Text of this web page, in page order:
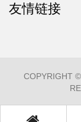
友情链接
COPYRIGHT